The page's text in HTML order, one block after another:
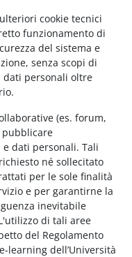
cookie tecnici
funzionamento di
del sistema e
senza scopi di
dati personali oltre
(es. forum,
pubblicare
dati personali. Tali
né sollecitato
per le sole finalità
e per garantirne la
inevitabile
di tali aree
del Regolamento
learning dell’Università